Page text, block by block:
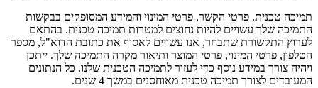
תמיכה טכנית. פרטי הקשר, פרטי המינוי והמידע המסופקים בבקשות
התמיכה שלך עשויים להיות נחוצים למטרות תמיכה טכנית. בהתאם
לערוץ התקשורת שתבחר, אנו עשויים לאסוף את כתובת הדוא"ל, מספר
הטלפון, פרטי המינוי, פרטי המוצר ותיאור מקרה התמיכה שלך. ייתכן
ויהיה צורך במידע נוסף כדי לעזור לתמיכה הטכנית שלנו. כל הנתונים
המעובדים לצורך תמיכה טכנית מאוחסנים במשך 4 שנים.